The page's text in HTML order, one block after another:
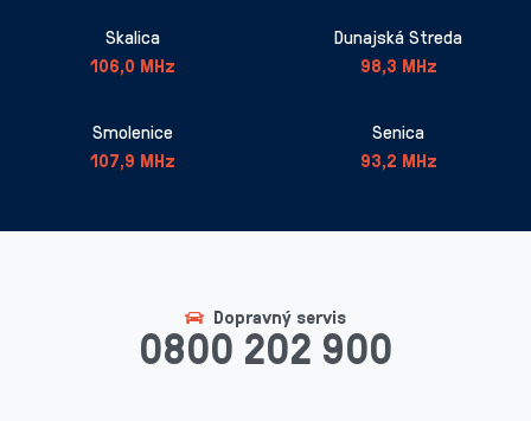
Skalica
106,0 MHz
Dunajská Streda
98,3 MHz
Smolenice
107,9 MHz
Senica
93,2 MHz
Dopravný servis
0800 202 900